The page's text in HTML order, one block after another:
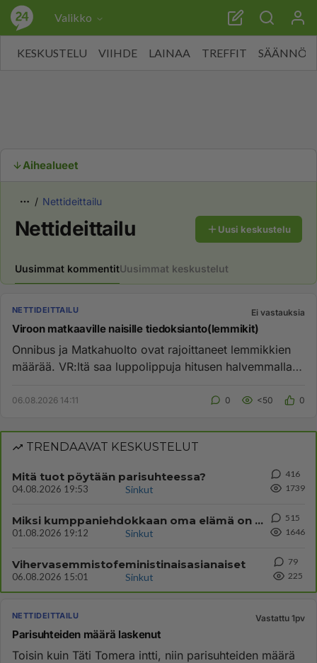
Valikko
KESKUSTELU VIIHDE LAINAA TREFFIT SÄÄNNÖT
Aihealueet
Nettideittailu
Nettideittailu Uusi keskustelu
Uusimmat kommentitUusimmat keskustelut
NETTIDEITTAILU Ei vastauksia
Viroon matkaaville naisille tiedoksianto(lemmikit)
Onnibus ja Matkahuolto ovat rajoittaneet lemmikkien
määrää. VR:ltä saa luppolippuja hitusen halvemmalla.
06.08.2026 14:11 0 <50 0
TRENDAAVAT KESKUSTELUT
Mitä tuot pöytään parisuhteessa?
04.08.2026 19:53 Sinkut
416
1739
Miksi kumppaniehdokkaan oma elämä on teille ongelma?
01.08.2026 19:12 Sinkut
515
1646
Vihervasemmistofeministinaisasianaiset
06.08.2026 15:01 Sinkut
79
225
NETTIDEITTAILU Vastattu 1pv
Parisuhteiden määrä laskenut
Toisin kuin Täti Tomera intti, niin parisuhteiden määrä